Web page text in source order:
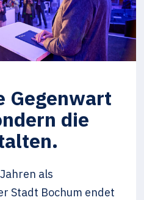
Gegenwart
die
als
Stadt Bochum endet